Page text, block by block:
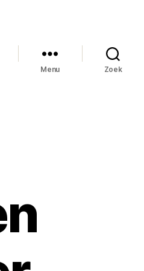
Menu Zoek